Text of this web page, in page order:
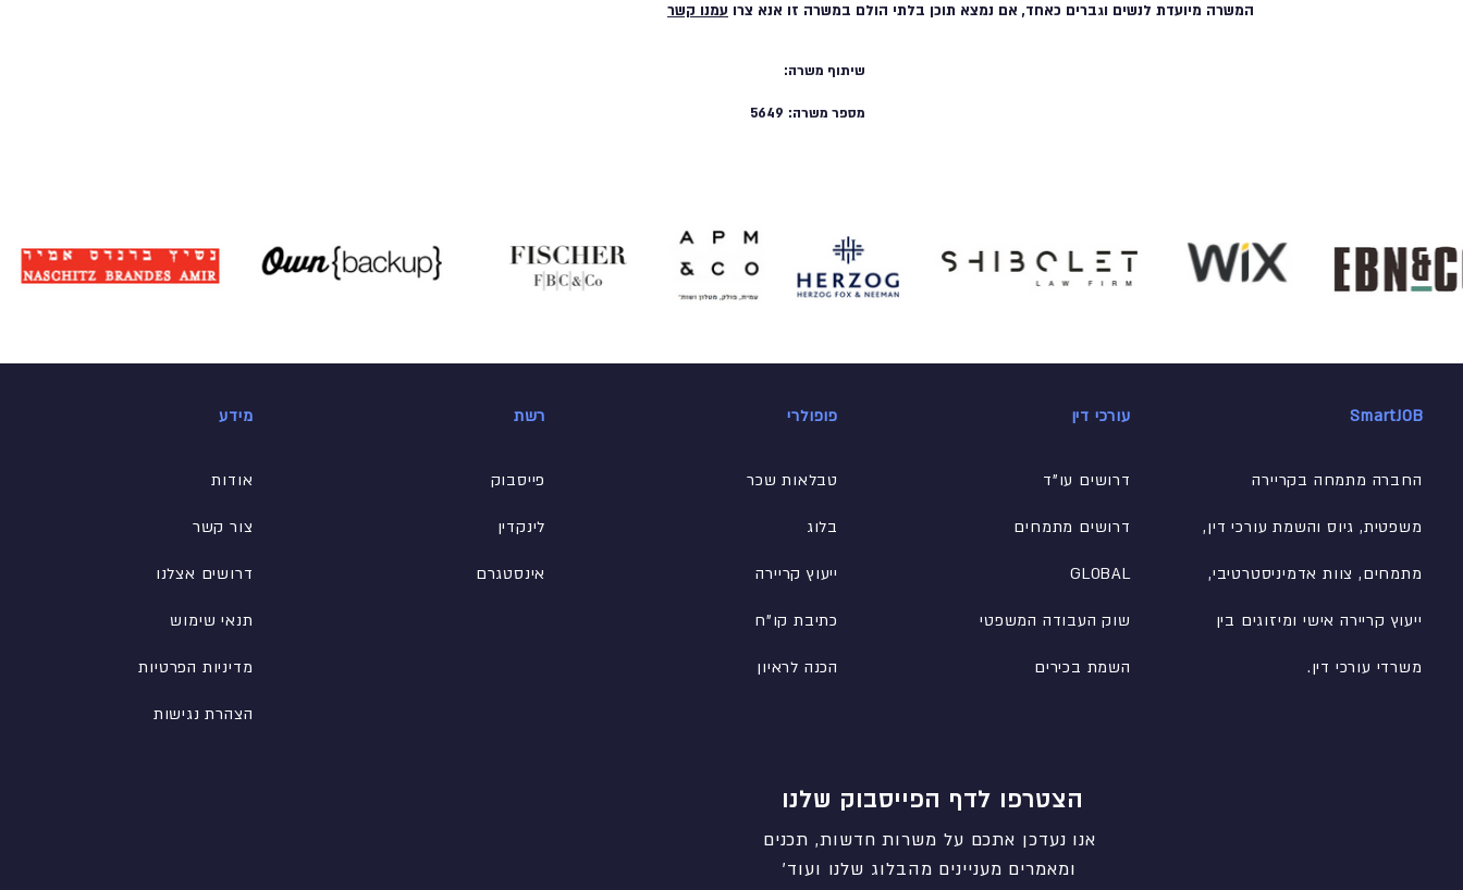
המשרה מיועדת לנשים וגברים כאחד, אם נמצא תוכן בלתי הולם במשרה זו אנא צרו עמנו קשר
שיתוף משרה:
5649 מספר משרה:
מידע
אודות
צור קשר
דרושים אצלנו
תנאי שימוש
מדיניות הפרטיות
הצהרת נגישות
רשת
פייסבוק
לינקדין
אינסטגרם
פופולרי
טבלאות שכר
בלוג
ייעוץ קריירה
כתיבת קו"ח
הכנה לראיון
עורכי דין
דרושים עו"ד
דרושים מתמחים
GLOBAL
שוק העבודה המשפטי
השמת בכירים
SmartJOB
החברה מתמחה בקריירה
משפטית, גיוס והשמת עורכי דין,
מתמחים, צוות אדמיניסטרטיבי,
ייעוץ קריירה אישי ומיזוגים בין
משרדי עורכי דין.
הצטרפו לדף הפייסבוק שלנו
אנו נעדכן אתכם על משרות חדשות, תכנים
ומאמרים מעניינים מהבלוג שלנו ועוד'